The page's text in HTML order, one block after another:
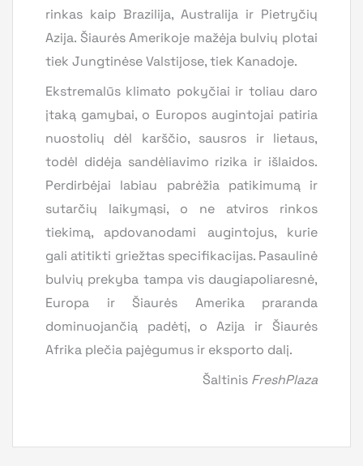
rinkas kaip Brazilija, Australija ir Pietryčių
Azija. Šiaurės Amerikoje mažėja bulvių plotai
tiek Jungtinėse Valstijose, tiek Kanadoje.
Ekstremalūs klimato pokyčiai ir toliau daro
įtaką gamybai, o Europos augintojai patiria
nuostolių dėl karščio, sausros ir lietaus,
todėl didėja sandėliavimo rizika ir išlaidos.
Perdirbėjai labiau pabrėžia patikimumą ir
sutarčių laikymąsi, o ne atviros rinkos
tiekimą, apdovanodami augintojus, kurie
gali atitikti griežtas specifikacijas. Pasaulinė
bulvių prekyba tampa vis daugiapoliaresnė,
Europa ir Šiaurės Amerika praranda
dominuojančią padėtį, o Azija ir Šiaurės
Afrika plečia pajėgumus ir eksporto dalį.
Šaltinis FreshPlaza